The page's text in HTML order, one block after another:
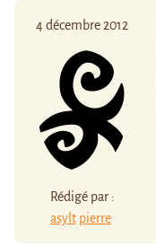
4 décembre 2012
Rédigé par :
asylt pierre